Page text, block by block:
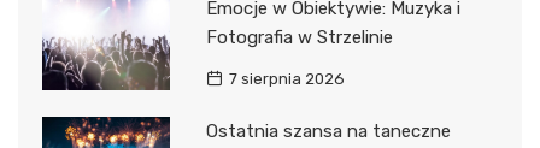
Emocje w Obiektywie: Muzyka i
Fotografia w Strzelinie
7 sierpnia 2026
Ostatnia szansa na taneczne